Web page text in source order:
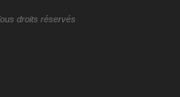
droits réservés